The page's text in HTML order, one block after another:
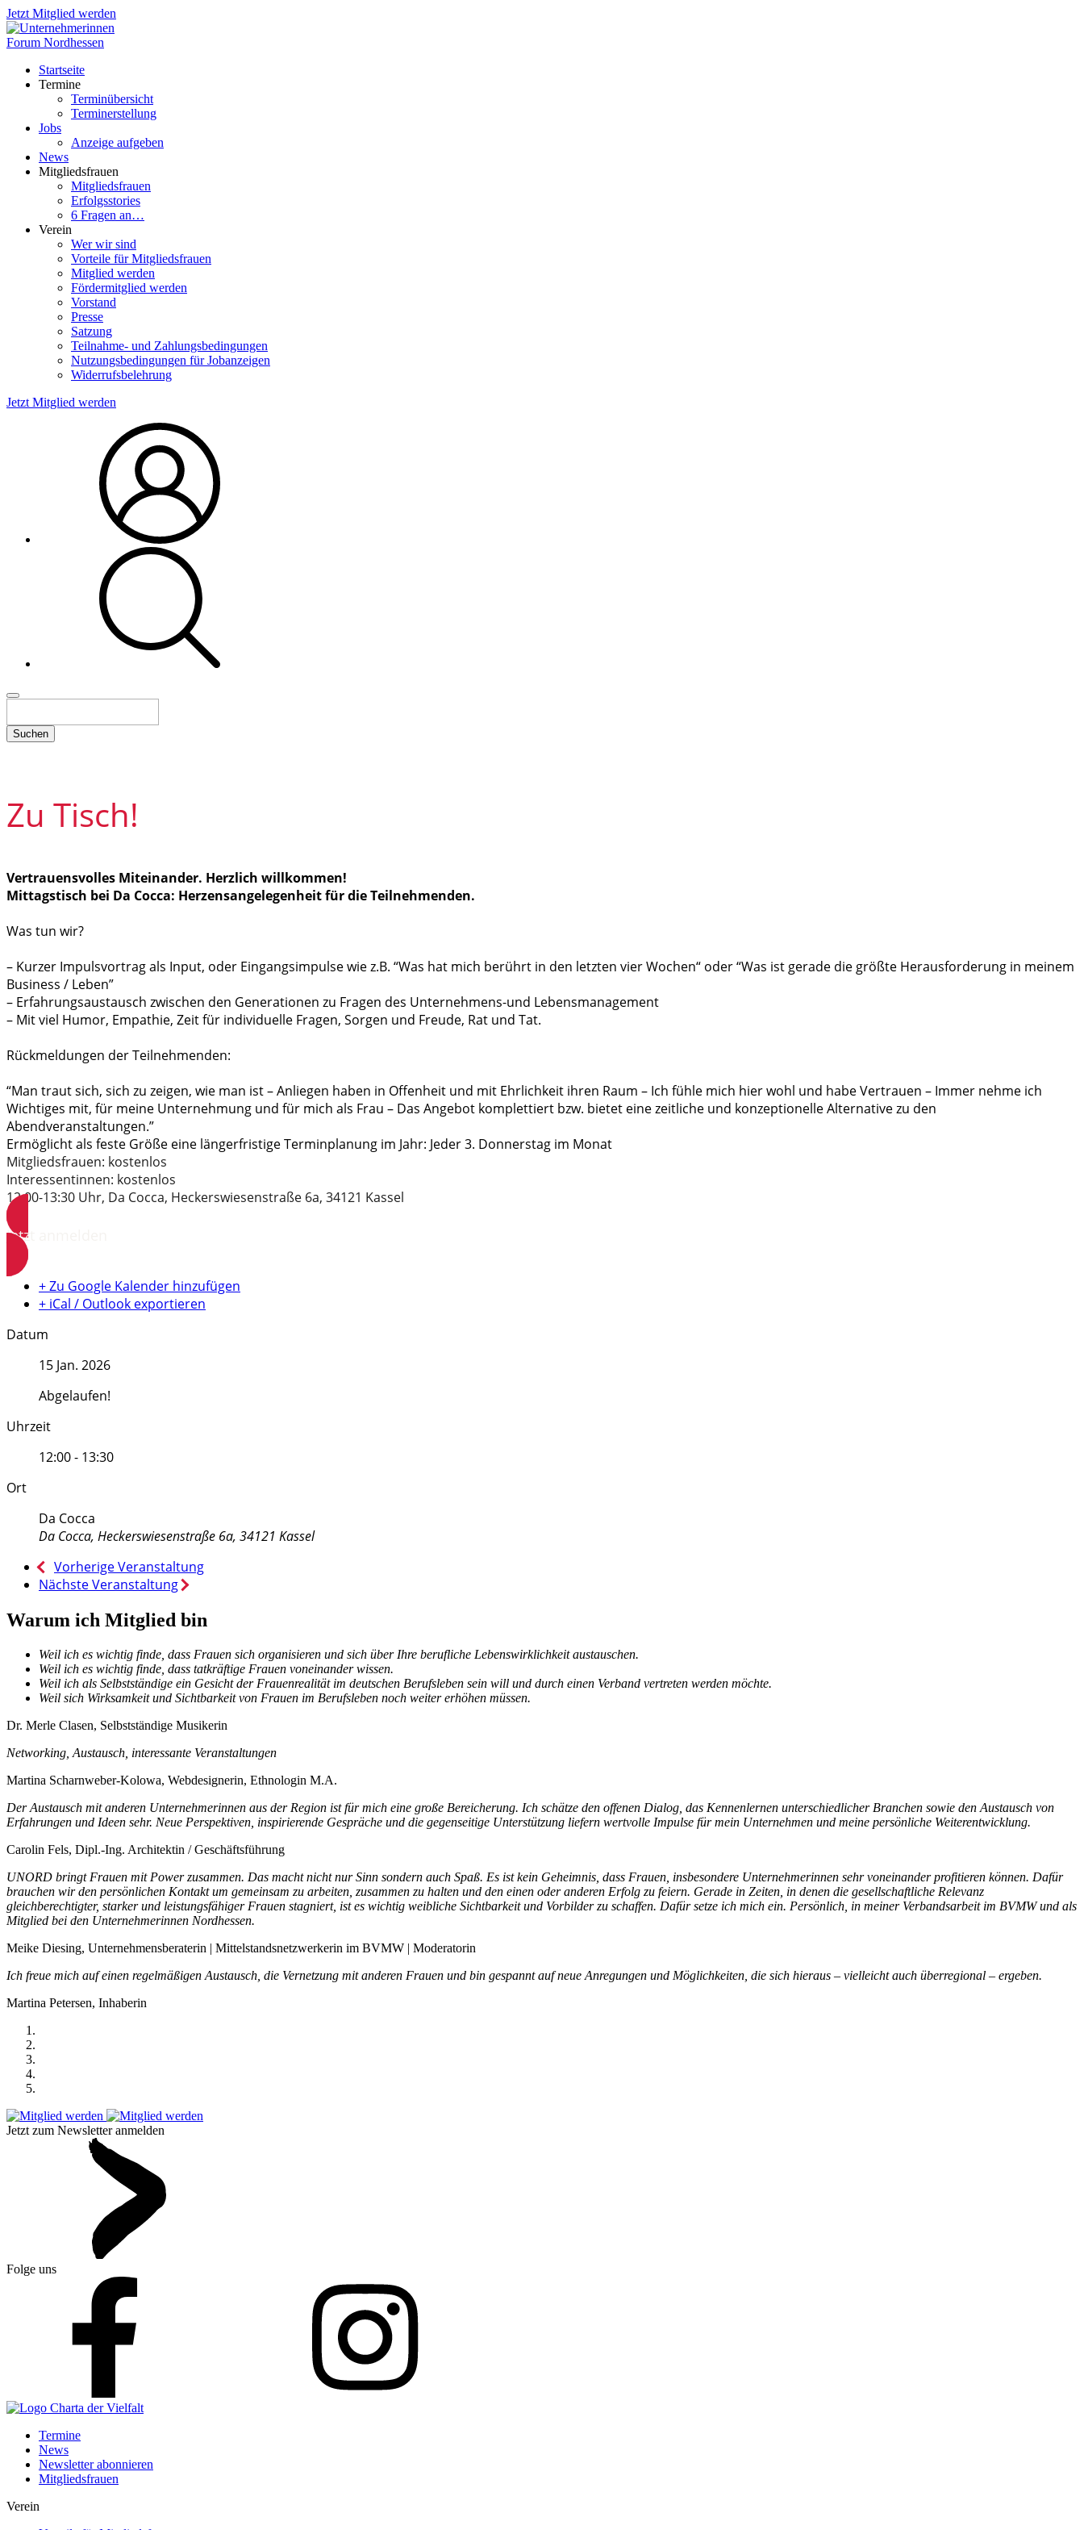
Jetzt Mitglied werden
Startseite
Termine
Terminübersicht
Terminerstellung
Jobs
Anzeige aufgeben
News
Mitgliedsfrauen
Mitgliedsfrauen
Erfolgsstories
6 Fragen an…
Verein
Wer wir sind
Vorteile für Mitgliedsfrauen
Mitglied werden
Fördermitglied werden
Vorstand
Presse
Satzung
Teilnahme- und Zahlungsbedingungen
Nutzungsbedingungen für Jobanzeigen
Widerrufsbelehrung
Jetzt Mitglied werden
Suchen
Zu Tisch!
Vertrauensvolles Miteinander. Herzlich willkommen!
Mittagstisch bei Da Cocca: Herzensangelegenheit für die Teilnehmenden.
Was tun wir?
– Kurzer Impulsvortrag als Input, oder Eingangsimpulse wie z.B. “Was hat mich berührt in den letzten vier Wochen“ oder “Was ist gerade die größte Herausforderung in meinem
Business / Leben”
– Erfahrungsaustausch zwischen den Generationen zu Fragen des Unternehmens-und Lebensmanagement
– Mit viel Humor, Empathie, Zeit für individuelle Fragen, Sorgen und Freude, Rat und Tat.
Rückmeldungen der Teilnehmenden:
“Man traut sich, sich zu zeigen, wie man ist – Anliegen haben in Offenheit und mit Ehrlichkeit ihren Raum – Ich fühle mich hier wohl und habe Vertrauen – Immer nehme ich
Wichtiges mit, für meine Unternehmung und für mich als Frau – Das Angebot komplettiert bzw. bietet eine zeitliche und konzeptionelle Alternative zu den
Abendveranstaltungen.”
Ermöglicht als feste Größe eine längerfristige Terminplanung im Jahr: Jeder 3. Donnerstag im Monat
Mitgliedsfrauen: kostenlos
Interessentinnen: kostenlos
12:00-13:30 Uhr, Da Cocca, Heckerswiesenstraße 6a, 34121 Kassel
Jetzt anmelden
+ Zu Google Kalender hinzufügen
+ iCal / Outlook exportieren
Datum
15 Jan. 2026
Abgelaufen!
Uhrzeit
12:00 - 13:30
Ort
Da Cocca
Da Cocca, Heckerswiesenstraße 6a, 34121 Kassel
Vorherige Veranstaltung
Nächste Veranstaltung
Warum ich Mitglied bin
Weil ich es wichtig finde, dass Frauen sich organisieren und sich über Ihre berufliche Lebenswirklichkeit austauschen.
Weil ich es wichtig finde, dass tatkräftige Frauen voneinander wissen.
Weil ich als Selbstständige ein Gesicht der Frauenrealität im deutschen Berufsleben sein will und durch einen Verband vertreten werden möchte.
Weil sich Wirksamkeit und Sichtbarkeit von Frauen im Berufsleben noch weiter erhöhen müssen.
Dr. Merle Clasen, Selbstständige Musikerin
Networking, Austausch, interessante Veranstaltungen
Martina Scharnweber-Kolowa, Webdesignerin, Ethnologin M.A.
Der Austausch mit anderen Unternehmerinnen aus der Region ist für mich eine große Bereicherung. Ich schätze den offenen Dialog, das Kennenlernen unterschiedlicher Branchen sowie den Austausch von
Erfahrungen und Ideen sehr. Neue Perspektiven, inspirierende Gespräche und die gegenseitige Unterstützung liefern wertvolle Impulse für mein Unternehmen und meine persönliche Weiterentwicklung.
Carolin Fels, Dipl.-Ing. Architektin / Geschäftsführung
UNORD bringt Frauen mit Power zusammen. Das macht nicht nur Sinn sondern auch Spaß. Es ist kein Geheimnis, dass Frauen, insbesondere Unternehmerinnen sehr voneinander profitieren können. Dafür
brauchen wir den persönlichen Kontakt um gemeinsam zu arbeiten, zusammen zu halten und den einen oder anderen Erfolg zu feiern. Gerade in Zeiten, in denen die gesellschaftliche Relevanz
gleichberechtigter, starker und leistungsfähiger Frauen stagniert, ist es wichtig weibliche Sichtbarkeit und Vorbilder zu schaffen. Dafür setze ich mich ein. Persönlich, in meiner Verbandsarbeit im BVMW und als
Mitglied bei den Unternehmerinnen Nordhessen.
Meike Diesing, Unternehmensberaterin | Mittelstandsnetzwerkerin im BVMW | Moderatorin
Ich freue mich auf einen regelmäßigen Austausch, die Vernetzung mit anderen Frauen und bin gespannt auf neue Anregungen und Möglichkeiten, die sich hieraus – vielleicht auch überregional – ergeben.
Martina Petersen, Inhaberin
Jetzt zum Newsletter anmelden
Folge uns
Termine
News
Newsletter abonnieren
Mitgliedsfrauen
Verein